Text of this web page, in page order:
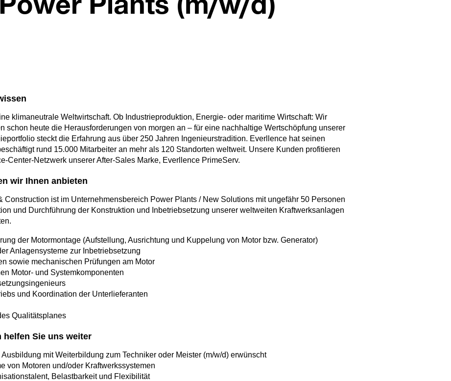
klimaneutrale Weltwirtschaft. Ob Industrieproduktion, Energie- oder maritime Wirtschaft: Wir
schon heute die Herausforderungen von morgen an – für eine nachhaltige Wertschöpfung unserer
steckt die Erfahrung aus über 250 Jahren Ingenieurstradition. Everllence hat seinen
rund 15.000 Mitarbeiter an mehr als 120 Standorten weltweit. Unsere Kunden profitieren
Center-Netzwerk unserer After-Sales Marke, Everllence PrimeServ.
wir Ihnen anbieten
Construction ist im Unternehmensbereich Power Plants / New Solutions mit ungefähr 50 Personen
und Durchführung der Konstruktion und Inbetriebsetzung unserer weltweiten Kraftwerksanlagen
der Motormontage (Aufstellung, Ausrichtung und Kuppelung von Motor bzw. Generator)
Anlagensysteme zur Inbetriebsetzung
sowie mechanischen Prüfungen am Motor
Motor- und Systemkomponenten
und Koordination der Unterlieferanten
Qualitätsplanes
helfen Sie uns weiter
mit Weiterbildung zum Techniker oder Meister (m/w/d) erwünscht
von Motoren und/oder Kraftwerkssystemen
Belastbarkeit und Flexibilität